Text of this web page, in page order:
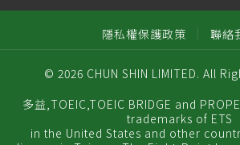
隱私權保護政策 聯絡
© 2026 CHUN SHIN LIMITED. All
多益,TOEIC,TOEIC BRIDGE and
trademarks of ETS
in the United States and other